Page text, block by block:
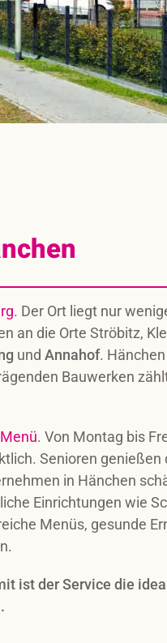
. Der Ort liegt nur
an die Orte Ströbitz,
und Annahof.
Bauwerken
. Von Montag bis
Senioren genießen
in Hänchen
Einrichtungen wie
Menüs, gesunde
ist der Service die